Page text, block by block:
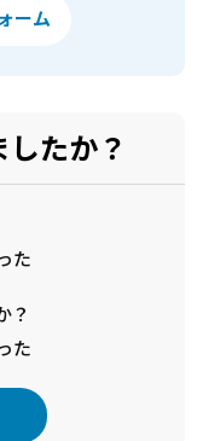
ーム
たか？
た
？
た